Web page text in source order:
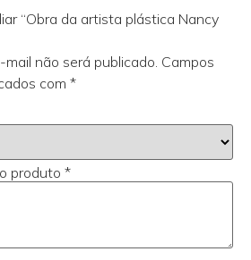
“Obra da artista plástica Nancy
não será publicado. Campos
com *
produto *